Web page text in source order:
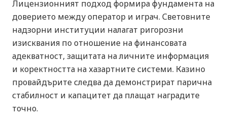
Лицензионният подход формира фундамента на
доверието между оператор и играч. Световните
надзорни институции налагат ригорозни
изисквания по отношение на финансовата
адекватност, защитата на личните информация
и коректността на хазартните системи. Казино
провайдърите следва да демонстрират парична
стабилност и капацитет да плащат наградите
точно.